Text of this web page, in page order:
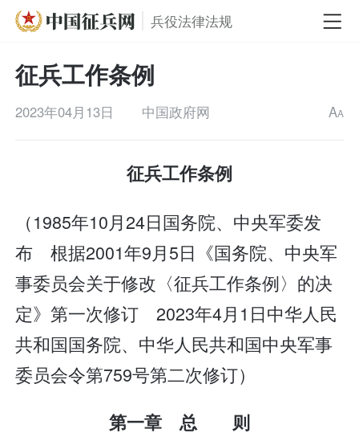
兵役法律法规
征兵工作条例
2023年04月13日 中国政府网 AA
征兵工作条例
（1985年10月24日国务院、中央军委发
布 根据2001年9月5日《国务院、中央军
事委员会关于修改〈征兵工作条例〉的决
定》第一次修订 2023年4月1日中华人民
共和国国务院、中华人民共和国中央军事
委员会令第759号第二次修订）
第一章 总 则